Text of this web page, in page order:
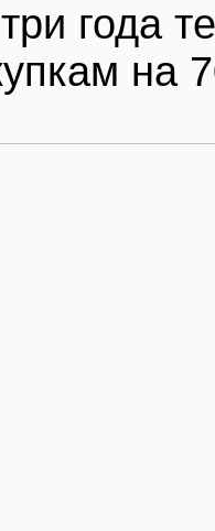
года
на